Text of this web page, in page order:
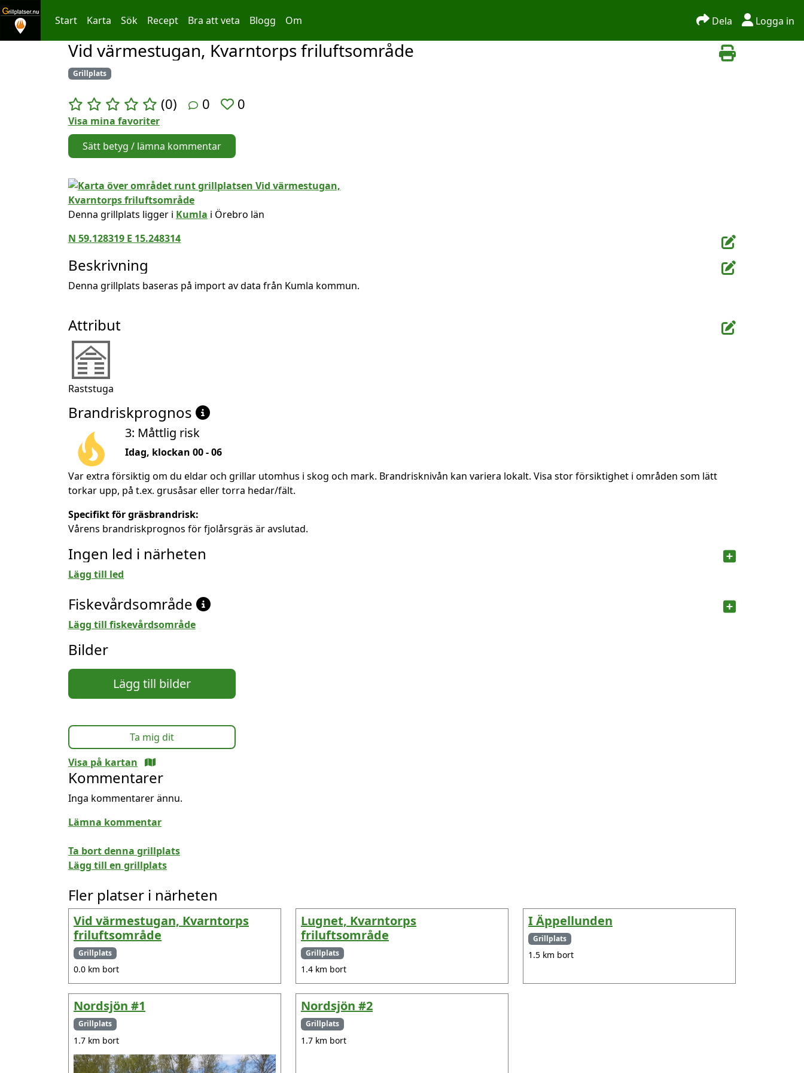
Hoppa till innehållet
Start Karta Sök Recept Bra att veta Blogg Om Dela Logga in
Vid värmestugan, Kvarntorps friluftsområde
Grillplats
(0) 0 0
Visa mina favoriter
Sätt betyg / lämna kommentar
Denna grillplats ligger i Kumla i Örebro län
N 59.128319 E 15.248314
Beskrivning
Denna grillplats baseras på import av data från Kumla kommun.
Attribut
Raststuga
Brandriskprognos
3: Måttlig risk
Idag, klockan 00 - 06
Var extra försiktig om du eldar och grillar utomhus i skog och mark. Brandrisknivån kan variera lokalt. Visa stor försiktighet i områden som lätt
torkar upp, på t.ex. grusåsar eller torra hedar/fält.
Specifikt för gräsbrandrisk:
Vårens brandriskprognos för fjolårsgräs är avslutad.
Ingen led i närheten
Lägg till led
Fiskevårdsområde
Lägg till fiskevårdsområde
Bilder
Lägg till bilder
Ta mig dit
Visa på kartan
Kommentarer
Inga kommentarer ännu.
Lämna kommentar
Ta bort denna grillplats
Lägg till en grillplats
Fler platser i närheten
Vid värmestugan, Kvarntorps
friluftsområde
Grillplats
0.0 km bort
Lugnet, Kvarntorps
friluftsområde
Grillplats
1.4 km bort
I Äppellunden
Grillplats
1.5 km bort
Nordsjön #1
Grillplats
1.7 km bort
Nordsjön #2
Grillplats
1.7 km bort